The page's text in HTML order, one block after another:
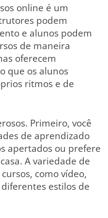
online é um
podem
e alunos podem
de maneira
oferecem
que os alunos
ritmos e de
Primeiro, você
de aprendizado
apertados ou prefere
A variedade de
como vídeo,
estilos de